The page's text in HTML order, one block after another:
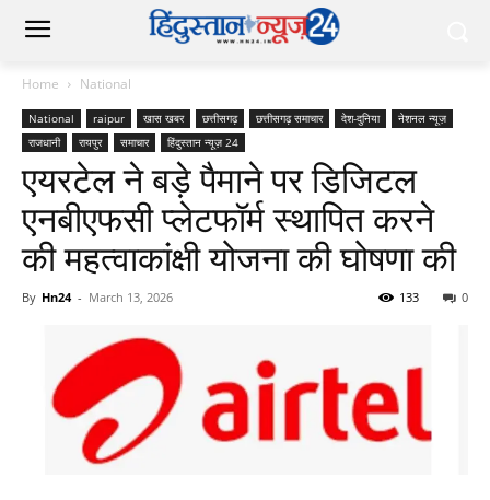
Home National
National raipur खास खबर छत्तीसगढ़ छत्तीसगढ़ समाचार देश-दुनिया
नेशनल न्यूज़
राजधानी
रायपुर समाचार हिंदुस्तान न्यूज़ 24
एयरटेल ने बड़े पैमाने पर डिजिटल
एनबीएफसी प्लेटफॉर्म स्थापित करने
की महत्वाकांक्षी योजना की घोषणा की
By Hn24 - March 13, 2026 0
133